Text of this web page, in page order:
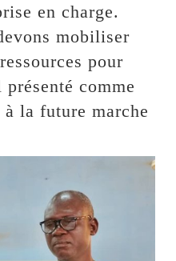
en charge.
mobiliser
pour
comme
la future marche